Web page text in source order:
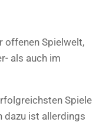
offenen Spielwelt,
als auch im
Spiele
dazu ist allerdings